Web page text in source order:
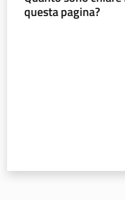
questa pagina?